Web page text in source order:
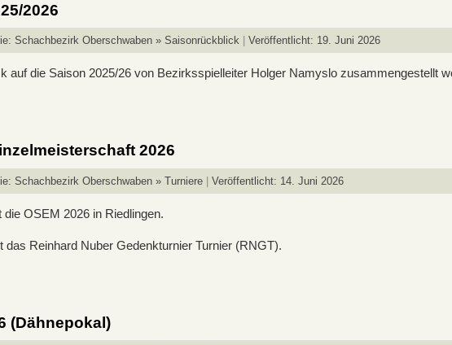
2026
Schachbezirk Oberschwaben » Saisonrückblick Veröffentlicht: 19. Juni 2026
auf die Saison 2025/26 von Bezirksspielleiter Holger Namyslo zusammengestellt
2026
Schachbezirk Oberschwaben » Turniere Veröffentlicht: 14. Juni 2026
die OSEM 2026 in Riedlingen.
das Reinhard Nuber Gedenkturnier Turnier (RNGT).
(Dähnepokal)